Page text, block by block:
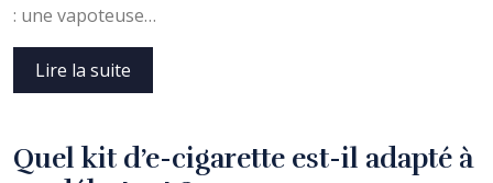
: une vapoteuse…
Lire la suite
Quel kit d’e-cigarette est-il adapté à